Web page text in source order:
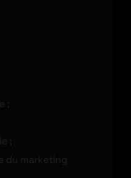
;
;
du marketing